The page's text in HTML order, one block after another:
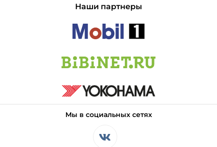
Наши партнеры
Мы в социальных сетях